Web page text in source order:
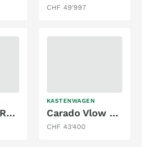
CHF 49'997
Carado CAPRON CV 600 EDITION 15 2.2 MJ
KASTENWAGEN
Carado Vlow 600
CHF 43'400